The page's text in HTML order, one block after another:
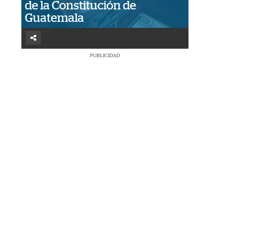
de la Constitución de
Guatemala
PUBLICIDAD